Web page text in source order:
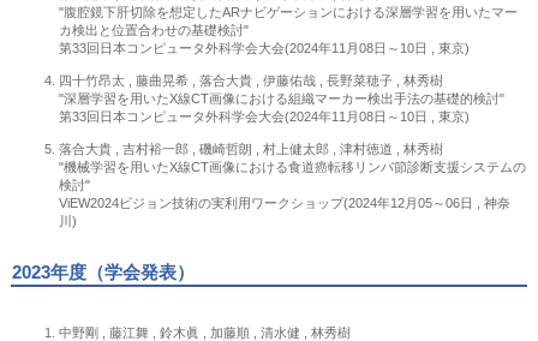
"腹腔鏡下肝切除を想定したARナビゲーションにおける深層学習を用いたマー
カ検出と位置合わせの基礎検討"
第33回日本コンピュータ外科学会大会(2024年11月08日～10日 , 東京)
四十竹昂太 , 藤曲晃希 , 落合大貴 , 伊藤佑哉 , 長野菜穂子 , 林秀樹
"深層学習を用いたX線CT画像における組織マーカー検出手法の基礎的検討"
第33回日本コンピュータ外科学会大会(2024年11月08日～10日 , 東京)
落合大貴 , 吉村裕一郎 , 磯崎哲朗 , 村上健太郎 , 津村徳道 , 林秀樹
"機械学習を用いたX線CT画像における食道癌転移リンパ節診断支援システムの
検討"
ViEW2024ビジョン技術の実利用ワークショップ(2024年12月05～06日 , 神奈
川)
2023年度（学会発表）
中野剛 , 藤江舞 , 鈴木眞 , 加藤順 , 清水健 , 林秀樹